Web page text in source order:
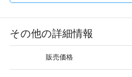
その他の詳細情報
販売価格